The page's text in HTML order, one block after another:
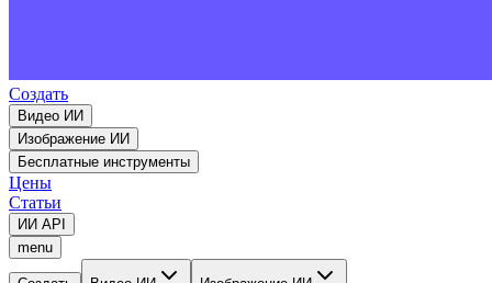
Создать
Видео ИИ
Изображение ИИ
Бесплатные инструменты
Цены
Статьи
ИИ API
menu